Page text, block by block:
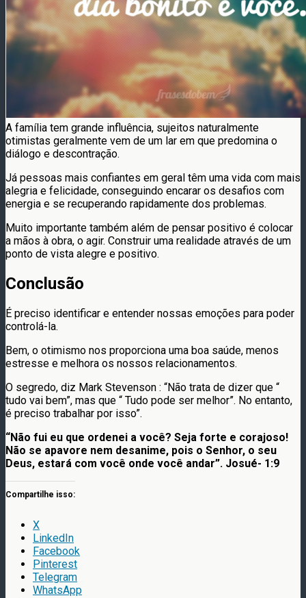
A família tem grande influência, sujeitos naturalmente
otimistas geralmente vem de um lar em que predomina o
diálogo e descontração.
Já pessoas mais confiantes em geral têm uma vida com mais
alegria e felicidade, conseguindo encarar os desafios com
energia e se recuperando rapidamente dos problemas.
Muito importante também além de pensar positivo é colocar
a mãos à obra, o agir. Construir uma realidade através de um
ponto de vista alegre e positivo.
Conclusão
É preciso identificar e entender nossas emoções para poder
controlá-la.
Bem, o otimismo nos proporciona uma boa saúde, menos
estresse e melhora os nossos relacionamentos.
O segredo, diz Mark Stevenson : “Não trata de dizer que “
tudo vai bem”, mas que “ Tudo pode ser melhor”. No entanto,
é preciso trabalhar por isso”.
“Não fui eu que ordenei a você? Seja forte e corajoso!
Não se apavore nem desanime, pois o Senhor, o seu
Deus, estará com você onde você andar”. Josué- 1:9
Compartilhe isso:
X
LinkedIn
Facebook
Pinterest
Telegram
WhatsApp